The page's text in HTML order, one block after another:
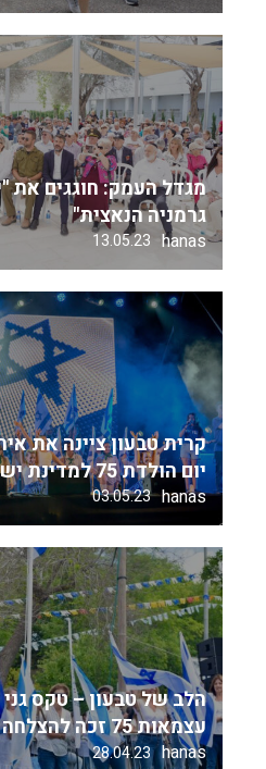
מגדל העמק: חוגגים את
גרמניה הנאצית"
hanas
13.05.23
קרית טבעון ציינה את
יום הולדת 75 למדינת ישראל
hanas
03.05.23
הלב של טבעון – טקס
עצמאות 75 זכה להצלחה רבה גם השנה
hanas
28.04.23